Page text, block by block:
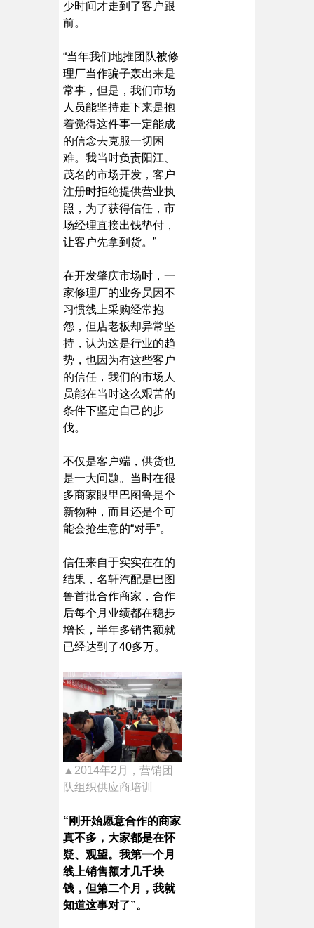
少时间才走到了客户跟
前。
“当年我们地推团队被修
理厂当作骗子轰出来是
常事，但是，我们市场
人员能坚持走下来是抱
着觉得这件事一定能成
的信念去克服一切困
难。我当时负责阳江、
茂名的市场开发，客户
注册时拒绝提供营业执
照，为了获得信任，市
场经理直接出钱垫付，
让客户先拿到货。”
在开发肇庆市场时，一
家修理厂的业务员因不
习惯线上采购经常抱
怨，但店老板却异常坚
持，认为这是行业的趋
势，也因为有这些客户
的信任，我们的市场人
员能在当时这么艰苦的
条件下坚定自己的步
伐。
不仅是客户端，供货也
是一大问题。当时在很
多商家眼里巴图鲁是个
新物种，而且还是个可
能会抢生意的“对手”。
信任来自于实实在在的
结果，名轩汽配是巴图
鲁首批合作商家，合作
后每个月业绩都在稳步
增长，半年多销售额就
已经达到了40多万。
▲2014年2月，营销团
队组织供应商培训
“刚开始愿意合作的商家
真不多，大家都是在怀
疑、观望。我第一个月
线上销售额才几千块
钱，但第二个月，我就
知道这事对了”。